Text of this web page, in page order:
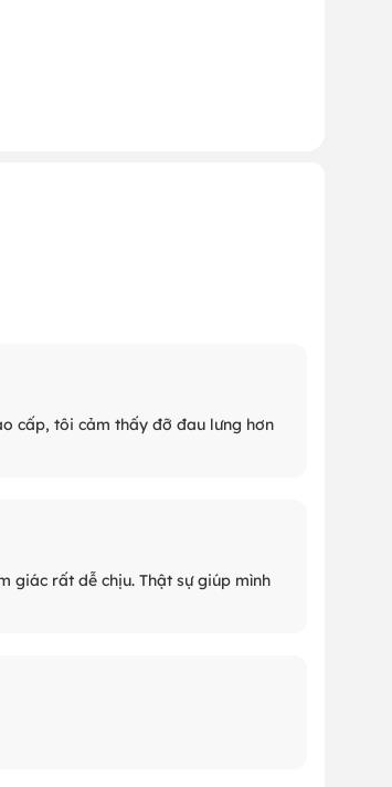
cấp, tôi cảm thấy đỡ đau lưng hơn
giác rất dễ chịu. Thật sự giúp mình